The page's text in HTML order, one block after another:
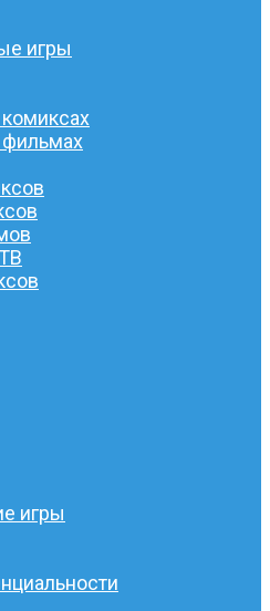
игры
фильмах
игры